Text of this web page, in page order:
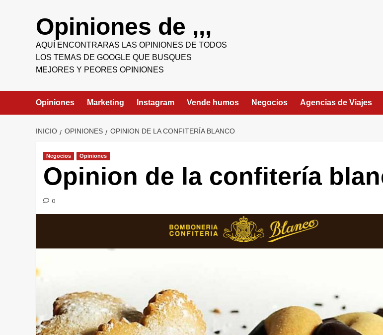
Opiniones de ,,,
AQUÍ ENCONTRARAS LAS OPINIONES DE TODOS
LOS TEMAS DE GOOGLE QUE BUSQUES
MEJORES Y PEORES OPINIONES
Opiniones Marketing Instagram Vende humos Negocios Agencias de Viajes
INICIO OPINIONES OPINION DE LA CONFITERÍA BLANCO
Negocios Opiniones
Opinion de la confitería
0